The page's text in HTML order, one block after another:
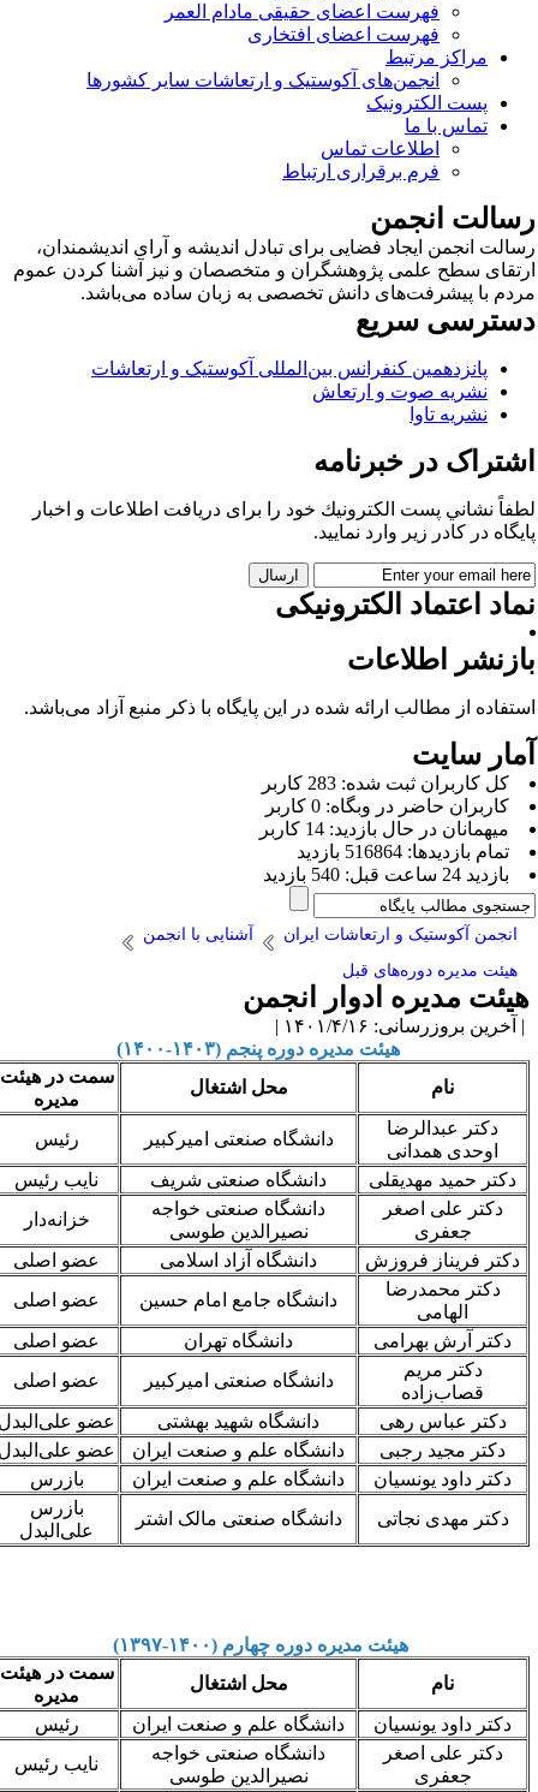
فهرست اعضای حقیقی مادام‌ العمر
فهرست اعضای افتخاری
مراکز مرتبط
انجمن‌های آکوستیک و ارتعاشات سایر کشورها
پست الکترونیک
تماس با ما
اطلاعات تماس
فرم برقراری ارتباط
انجمن
انجمن ایجاد فضایی برای تبادل اندیشه و آرای اندیشمندان،
سطح علمی پژوهشگران و متخصصان و نیز آشنا کردن عموم
با پیشرفت‌های دانش تخصصی به زبان ساده می‌باشد.
سریع
پانزدهمین کنفرانس بین‌المللی آکوستیک و ارتعاشات
نشریه صوت و ارتعاش
نشریه تاوا
در خبرنامه
نشاني پست الكترونيك خود را برای دريافت اطلاعات و اخبار
در كادر زير وارد نمایید.
اعتماد الکترونیکی
اطلاعات
از مطالب ارائه شده در این پایگاه با ذکر منبع آزاد می‌باشد.
سایت
كل کاربران ثبت شده: 283 کاربر
کاربران حاضر در وبگاه: 0 کاربر
ميهمانان در حال بازديد: 14 کاربر
تمام بازديد‌ها: 516864 بازدید
بازديد 24 ساعت قبل: 540 بازدید
انجمن آکوستیک و ارتعاشات ایران
آشنایی با انجمن
هیئت مدیره دوره‌های قبل
مدیره ادوار انجمن
بروزرسانی: ۱۴۰۱/۴/۱۶ |
هیئت مدیره دوره پنجم (۱۴۰۳-۱۴۰۰)
نام
محل اشتغال
سمت در هیئت
مدیره
دکتر عبدالرضا
اوحدی همدانی
دانشگاه صنعتی امیرکبیر
رئیس
دکتر حمید مهدیقلی
دانشگاه صنعتی شریف
نایب رئیس
دکتر علی اصغر
جعفری
دانشگاه صنعتی خواجه
نصیرالدین طوسی
خزانه‌دار
دکتر فریناز فروزش
دانشگاه آزاد اسلامی
عضو اصلی
دکتر محمدرضا
الهامی
دانشگاه جامع امام حسین
عضو اصلی
دکتر آرش بهرامی
دانشگاه تهران
عضو اصلی
دکتر مریم
قصاب‌زاده
دانشگاه صنعتی امیرکبیر
عضو اصلی
دکتر عباس رهی
دانشگاه شهید بهشتی
عضو علی‌البدل
دکتر مجید رجبی
دانشگاه علم و صنعت ایران
عضو علی‌البدل
دکتر داود یونسیان
دانشگاه علم و صنعت ایران
بازرس
دکتر مهدی نجاتی
دانشگاه صنعتی مالک اشتر
بازرس
علی‌البدل
هیئت مدیره دوره چهارم (۱۴۰۰-۱۳۹۷)
نام
محل اشتغال
سمت در هیئت
مدیره
دکتر داود یونسیان
دانشگاه علم و صنعت ایران
رئیس
دکتر علی اصغر
جعفری
دانشگاه صنعتی خواجه
نصیرالدین طوسی
نایب رئیس